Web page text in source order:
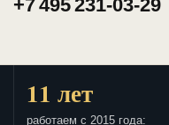
+7 495 231-03-29
11 лет
работаем с 2015 года: